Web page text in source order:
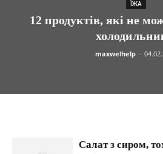
ЇЖА
12 продуктів, які не
maxwelhelp -
Салат з сиром,